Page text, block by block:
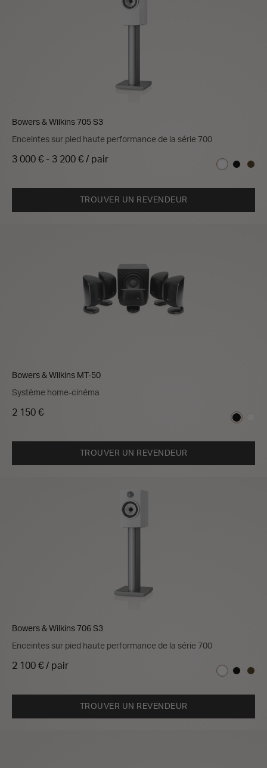
Bowers & Wilkins 705 S3
Enceintes sur pied haute performance de la série 700
3 000 € - 3 200 € / pair
TROUVER UN REVENDEUR
Bowers & Wilkins MT-50
Système home-cinéma
2 150 €
TROUVER UN REVENDEUR
Bowers & Wilkins 706 S3
Enceintes sur pied haute performance de la série 700
2 100 € / pair
TROUVER UN REVENDEUR